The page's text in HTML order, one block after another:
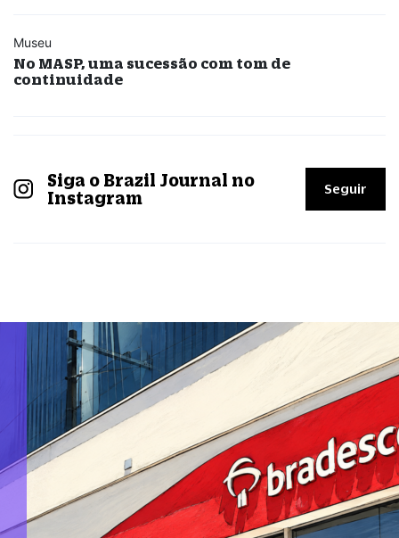
Museu
No MASP, uma sucessão com tom de
continuidade
Siga o Brazil Journal no
Instagram
Seguir